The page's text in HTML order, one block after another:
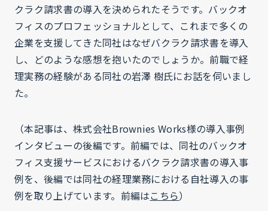
クラク請求書の導入を決められたそうです。バックオ
フィスのプロフェッショナルとして、これまで多くの
企業を支援してきた同社はなぜバクラク請求書を導入
し、どのような感想を抱いたのでしょうか。前職で経
理実務の経験がある同社の岩澤 樹氏にお話を伺いまし
た。
（本記事は、株式会社Brownies Works様の導入事例
インタビューの後編です。前編では、同社のバックオ
フィス支援サービスにおけるバクラク請求書の導入事
例を、後編では同社の経理業務における自社導入の事
例を取り上げています。前編はこちら）